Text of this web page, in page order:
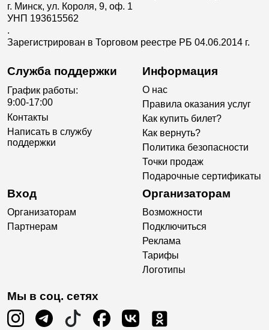
г. Минск, ул. Короля, 9, оф. 1
УНП 193615562
.
Зарегистрирован в Торговом реестре РБ 04.06.2014 г.
Служба поддержки
График работы:
9:00-17:00
Контакты
Написать в службу
поддержки
Информация
О нас
Правила оказания услуг
Как купить билет?
Как вернуть?
Политика безопасности
Точки продаж
Подарочные сертификаты
Вход
Организаторам
Партнерам
Организаторам
Возможности
Подключиться
Реклама
Тарифы
Логотипы
Мы в соц. сетях